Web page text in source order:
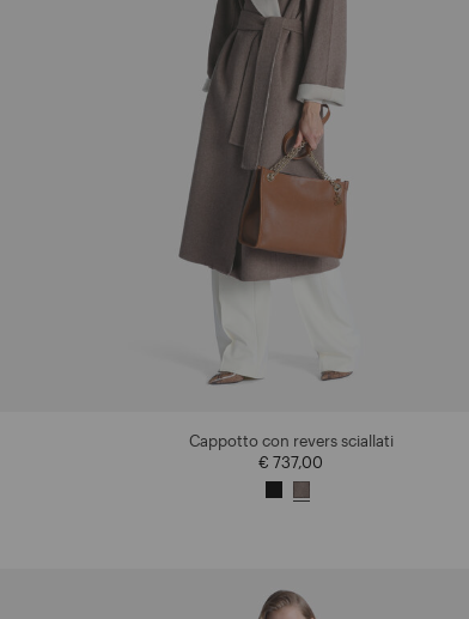
Cappotto con revers sciallati
€ 737,00